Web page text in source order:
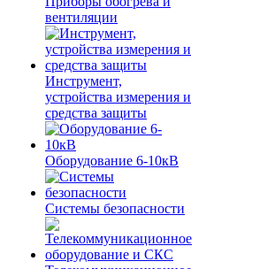
вентиляции
Инструмент,
устройства измерения и
средства защиты
Оборудование 6-10кВ
Системы безопасности